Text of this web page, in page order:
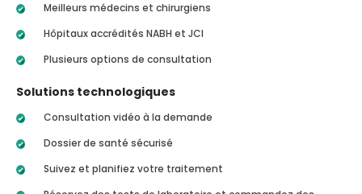
Meilleurs médecins et chirurgiens
Hôpitaux accrédités NABH et JCI
Plusieurs options de consultation
Solutions technologiques
Consultation vidéo à la demande
Dossier de santé sécurisé
Suivez et planifiez votre traitement